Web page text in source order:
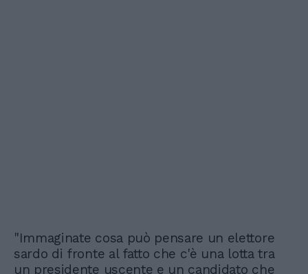
"Immaginate cosa può pensare un elettore
sardo di fronte al fatto che c'è una lotta tra
un presidente uscente e un candidato che